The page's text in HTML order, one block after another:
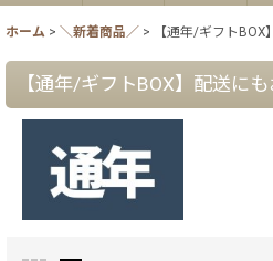
ホーム > ＼新着商品／ > 【通年/ギフト
【通年/ギフトBOX】配送に